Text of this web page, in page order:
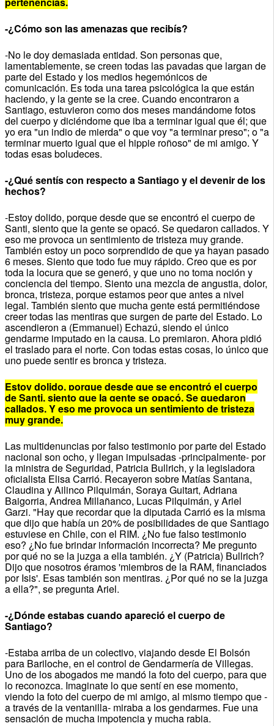
-¿Cómo son las amenazas que recibís?
-No le doy demasiada entidad. Son personas que,
lamentablemente, se creen todas las pavadas que largan de
parte del Estado y los medios hegemónicos de
comunicación. Es toda una tarea psicológica la que están
haciendo, y la gente se la cree. Cuando encontraron a
Santiago, estuvieron como dos meses mandándome fotos
del cuerpo y diciéndome que iba a terminar igual que él; que
yo era "un indio de mierda" o que voy "a terminar preso"; o "a
terminar muerto igual que el hippie roñoso" de mi amigo. Y
todas esas boludeces.
-¿Qué sentís con respecto a Santiago y el devenir de los
hechos?
-Estoy dolido, porque desde que se encontró el cuerpo de
Santi, siento que la gente se opacó. Se quedaron callados. Y
eso me provoca un sentimiento de tristeza muy grande.
También estoy un poco sorprendido de que ya hayan pasado
6 meses. Siento que todo fue muy rápido. Creo que es por
toda la locura que se generó, y que uno no toma noción y
conciencia del tiempo. Siento una mezcla de angustia, dolor,
bronca, tristeza, porque estamos peor que antes a nivel
legal. También siento que mucha gente está permitiéndose
creer todas las mentiras que surgen de parte del Estado. Lo
ascendieron a (Emmanuel) Echazú, siendo el único
gendarme imputado en la causa. Lo premiaron. Ahora pidió
el traslado para el norte. Con todas estas cosas, lo único que
uno puede sentir es bronca y tristeza.
Estoy dolido, porque desde que se encontró el cuerpo
de Santi, siento que la gente se opacó. Se quedaron
callados. Y eso me provoca un sentimiento de tristeza
muy grande.
Las multidenuncias por falso testimonio por parte del Estado
nacional son ocho, y llegan impulsadas -principalmente- por
la ministra de Seguridad, Patricia Bullrich, y la legisladora
oficialista Elisa Carrió. Recayeron sobre Matías Santana,
Claudina y Ailinco Pilquimán, Soraya Guitart, Adriana
Baigorria, Andrea Millañanco, Lucas Pilquimán, y Ariel
Garzi. "Hay que recordar que la diputada Carrió es la misma
que dijo que había un 20% de posibilidades de que Santiago
estuviese en Chile, con el RIM. ¿No fue falso testimonio
eso? ¿No fue brindar información incorrecta? Me pregunto
por qué no se la juzga a ella también. ¿Y (Patricia) Bullrich?
Dijo que nosotros éramos 'miembros de la RAM, financiados
por Isis'. Esas también son mentiras. ¿Por qué no se la juzga
a ella?", se pregunta Ariel.
-¿Dónde estabas cuando apareció el cuerpo de
Santiago?
-Estaba arriba de un colectivo, viajando desde El Bolsón
para Bariloche, en el control de Gendarmería de Villegas.
Uno de los abogados me mandó la foto del cuerpo, para que
lo reconozca. Imaginate lo que sentí en ese momento,
viendo la foto del cuerpo de mi amigo, al mismo tiempo que -
a través de la ventanilla- miraba a los gendarmes. Fue una
sensación de mucha impotencia y mucha rabia.